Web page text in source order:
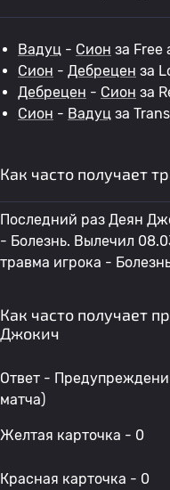
Вадуц - Сион за Free
Сион - Дебрецен за
Дебрецен - Сион за
Сион - Вадуц за
Как часто получает
Последний раз Деян
- Болезнь. Вылечил
травма игрока -
Как часто получает
Джокич
Ответ -
матча)
Желтая карточка - 0
Красная карточка - 0